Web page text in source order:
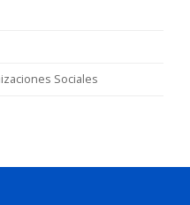
Sociales